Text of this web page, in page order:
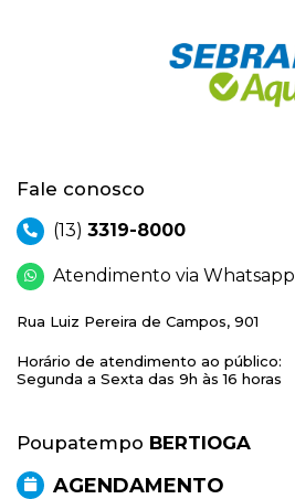
Fale conosco
(13) 3319-8000
Atendimento via Whatsapp
Rua Luiz Pereira de Campos, 901
Horário de atendimento ao público:
Segunda a Sexta das 9h às 16 horas
Poupatempo BERTIOGA
AGENDAMENTO